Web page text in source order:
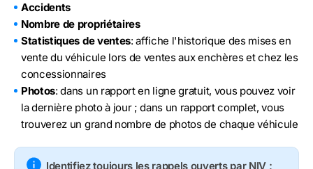
Accidents
Nombre de propriétaires
Statistiques de ventes: affiche l'historique des mises en
vente du véhicule lors de ventes aux enchères et chez les
concessionnaires
Photos: dans un rapport en ligne gratuit, vous pouvez voir
la dernière photo à jour ; dans un rapport complet, vous
trouverez un grand nombre de photos de chaque véhicule
Identifiez toujours les rappels ouverts par NIV ;